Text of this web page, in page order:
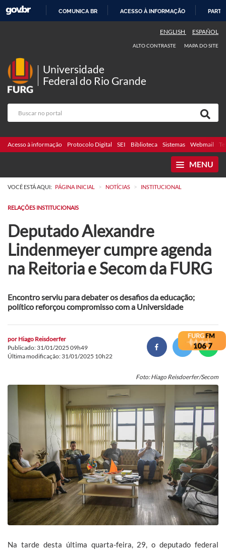
COMUNICA BR ACESSO À INFORMAÇÃO
ENGLISH ESPAÑOL
ALTO CONTRASTE MAPA DO SITE
Universidade
Federal do Rio Grande
Acesso à informação Protocolo Digital SEI Biblioteca Sistemas Webmail
MENU
VOCÊ ESTÁ AQUI: PÁGINA INICIAL > NOTÍCIAS > INSTITUCIONAL
RELAÇÕES INSTITUCIONAIS
Deputado Alexandre
Lindenmeyer cumpre agenda
na Reitoria e Secom da FURG
Encontro serviu para debater os desafios da educação;
político reforçou compromisso com a Universidade
por Hiago Reisdoerfer
Publicado: 31/01/2025 09h49
Última modificação: 31/01/2025 10h22
Foto: Hiago Reisdoerfer/Secom
Na tarde desta última quarta-feira, 29, o deputado federal